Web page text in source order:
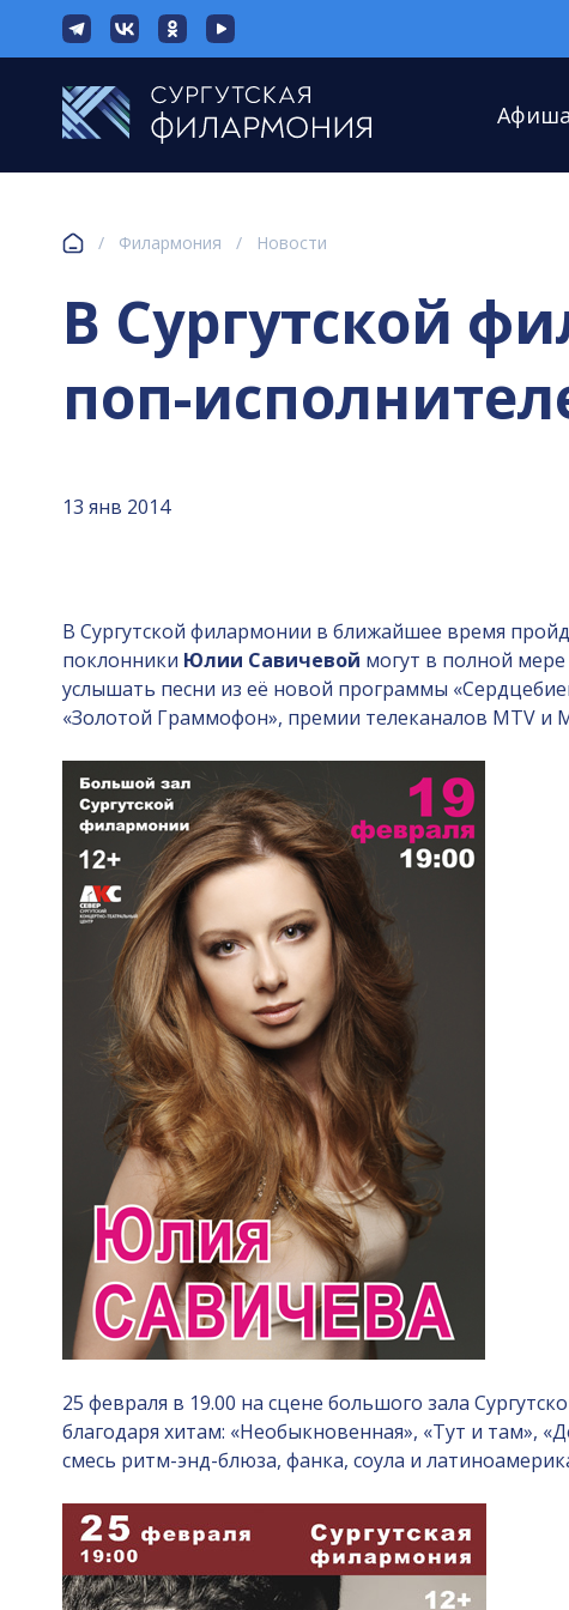
Афиша
/ Филармония / Новости
В Сургутской
поп-
13 янв 2014
В Сургутской филармонии в ближайшее время
поклонники Юлии Савичевой могут в полной
услышать песни из её новой программы
«Золотой Граммофон», премии телеканалов MTV и
25 февраля в 19.00 на сцене большого зала
благодаря хитам: «Необыкновенная», «Тут и там»,
смесь ритм-энд-блюза, фанка, соула и